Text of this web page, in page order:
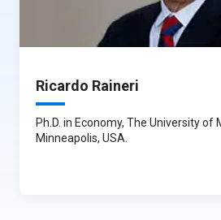
Ricardo Raineri
Ph.D. in Economy, The University of
Minneapolis, USA.